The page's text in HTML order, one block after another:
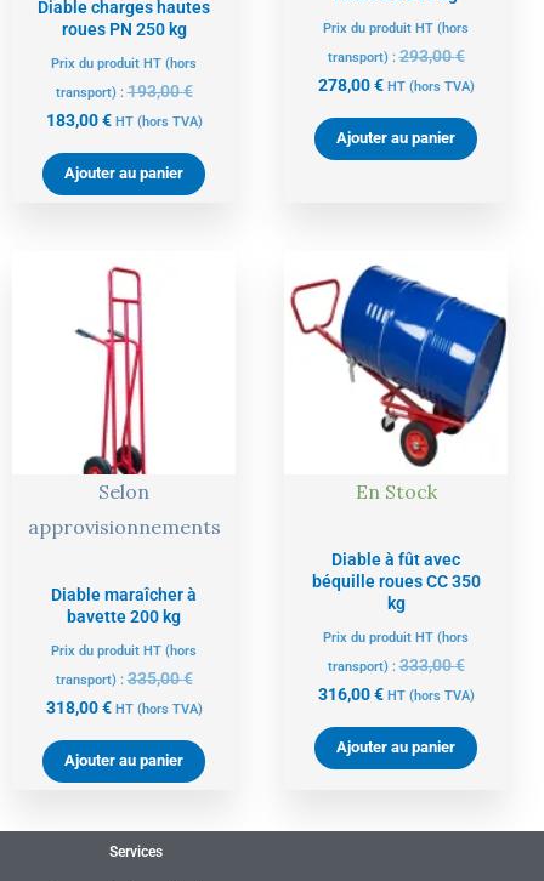
Diable charges hautes
roues PN 250 kg
Prix du produit HT (hors
transport) :193,00€
183,00€ HT (hors TVA)
Ajouter au panier
Prix du produit HT (hors
transport) :293,00€
278,00€ HT (hors TVA)
Ajouter au panier
Selon
approvisionnements
Diable maraîcher à
bavette 200 kg
Prix du produit HT (hors
transport) :335,00€
318,00€
Le
prix
actuel
est :
318,00 €.
HT (hors TVA)
Ajouter au panier
En Stock
Diable à fût avec
béquille roues CC 350
kg
Prix du produit HT (hors
transport) :333,00€
initial
était :
333,00 €.
316,00€
Le
prix
actuel
est :
316,00 €.
HT (hors TVA)
Ajouter au panier
Services